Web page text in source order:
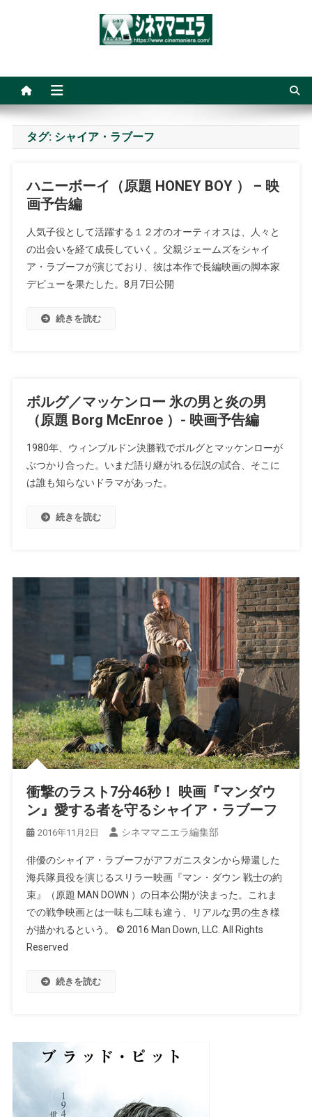
タグ: シャイア・ラブーフ
ハニーボーイ（原題 HONEY BOY ） – 映
画予告編
人気子役として活躍する１２才のオーティオスは、人々と
の出会いを経て成長していく。父親ジェームズをシャイ
ア・ラブーフが演じており、彼は本作で長編映画の脚本家
デビューを果たした。8月7日公開
続きを読む
ボルグ／マッケンロー 氷の男と炎の男
（原題 Borg McEnroe ）- 映画予告編
1980年、ウィンブルドン決勝戦でボルグとマッケンローが
ぶつかり合った。いまだ語り継がれる伝説の試合、そこに
は誰も知らないドラマがあった。
続きを読む
衝撃のラスト7分46秒！ 映画『マンダウ
ン』愛する者を守るシャイア・ラブーフ
2016年11月2日 シネママニエラ編集部
俳優のシャイア・ラブーフがアフガニスタンから帰還した
海兵隊員役を演じるスリラー映画『マン・ダウン 戦士の約
束』（原題 MAN DOWN ）の日本公開が決まった。これま
での戦争映画とは一味も二味も違う、リアルな男の生き様
が描かれるという。 © 2016 Man Down, LLC. All Rights
Reserved
続きを読む